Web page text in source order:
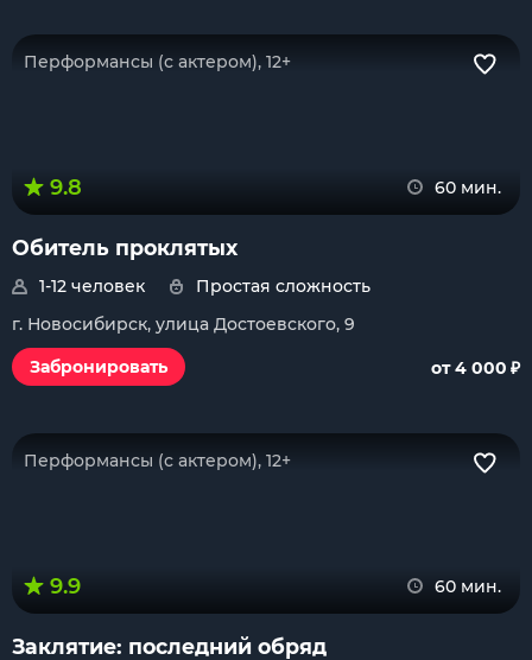
Перформансы (с актером), 12+
9.8 60 мин.
Обитель проклятых
1-12 человек
Простая сложность
г. Новосибирск, улица Достоевского, 9
Забронировать
от 4 000 ₽
Перформансы (с актером), 12+
9.9 60 мин.
Заклятие: последний обряд